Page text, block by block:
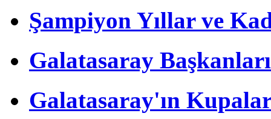
Şampiyon Yıllar ve
Galatasaray Başkanları
Galatasaray'ın